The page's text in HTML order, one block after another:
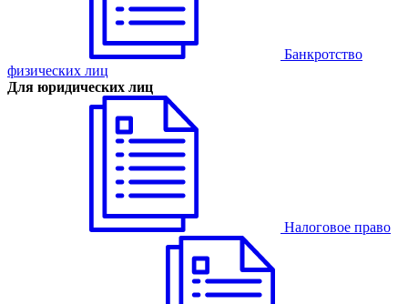
Банкротство
физических лиц
Для юридических лиц
Налоговое право